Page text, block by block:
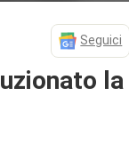
Seguici
la